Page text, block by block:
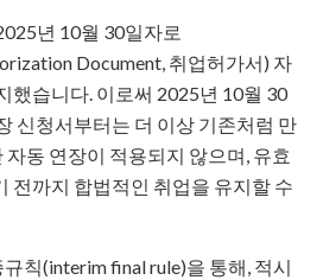
년 10월 30일자로
Document, 취업허가서) 자
했습니다. 이로써 2025년 10월 30
신청서부터는 더 이상 기존처럼 만
자동 연장이 적용되지 않으며, 유효
전까지 합법적인 취업을 유지할 수
칙(interim final rule)을 통해, 적시